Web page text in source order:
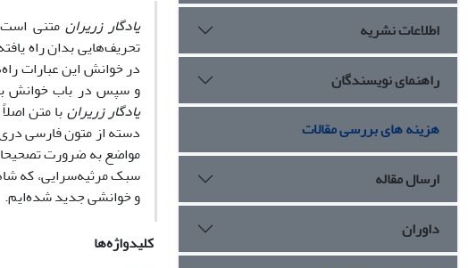
یادگار زریران متنی است
تحریف‌هایی بدان راه
در خوانش این عبارات
و سپس در باب خوانش
یادگار زریرانبا متن
دسته از متون فارسی
مواضع به ضرورت
سبک مرثیه‌سرایی، که
و خوانشی جدید شده‌ایم.
کلیدواژه‌ها
اطلاعات نشریه
راهنمای نویسندگان
هزینه های بررسی مقالات
ارسال مقاله
داوران